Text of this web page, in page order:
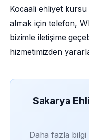
Kocaali ehliyet
almak için telefon,
bizimle iletişime
hizmetimizden
Sakarya
Daha fazla bilgi